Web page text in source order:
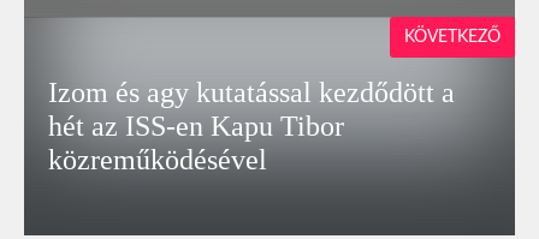
Izom és agy kutatással kezdődött a
hét az ISS-en Kapu Tibor
közreműködésével
KÖVETKEZŐ